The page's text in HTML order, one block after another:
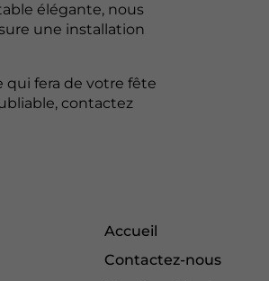
élégante, nous
une installation
fera de votre fête
contactez
Accueil
Contactez-nous